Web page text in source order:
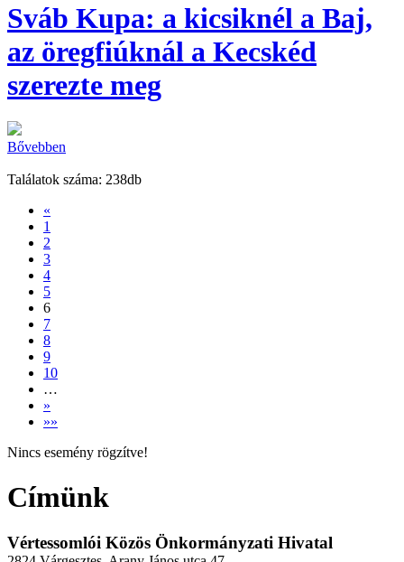
Sváb Kupa: a kicsiknél a Baj,
az öregfiúknál a Kecskéd
szerezte meg
Bővebben
Találatok száma: 238db
«
1
2
3
4
5
6
7
8
9
10
…
»
»»
Nincs esemény rögzítve!
Címünk
Vértessomlói Közös Önkormányzati Hivatal